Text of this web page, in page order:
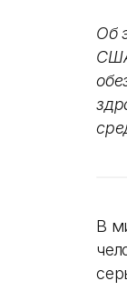
Об
В